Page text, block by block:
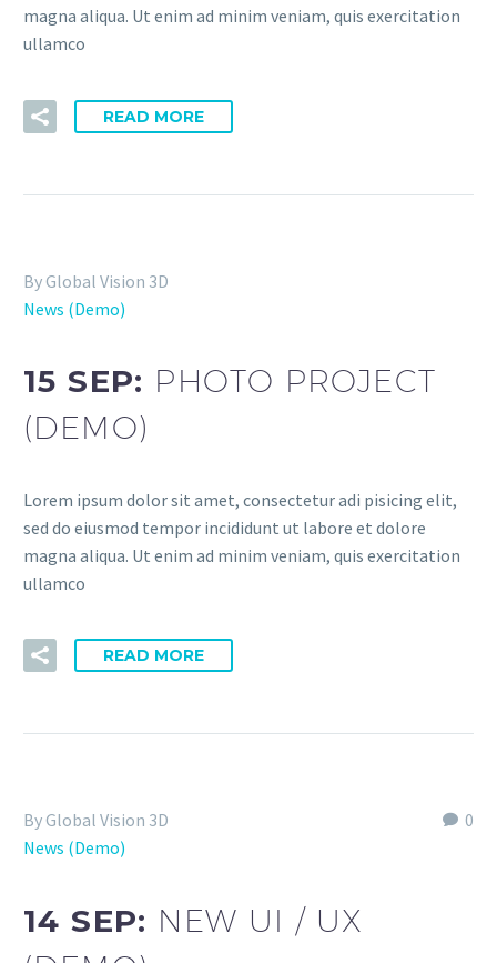
magna aliqua. Ut enim ad minim veniam, quis exercitation
ullamco
READ MORE
By Global Vision 3D
News (Demo)
15 SEP: PHOTO PROJECT
(DEMO)
Lorem ipsum dolor sit amet, consectetur adi pisicing elit,
sed do eiusmod tempor incididunt ut labore et dolore
magna aliqua. Ut enim ad minim veniam, quis exercitation
ullamco
READ MORE
0
By Global Vision 3D
News (Demo)
14 SEP: NEW UI / UX